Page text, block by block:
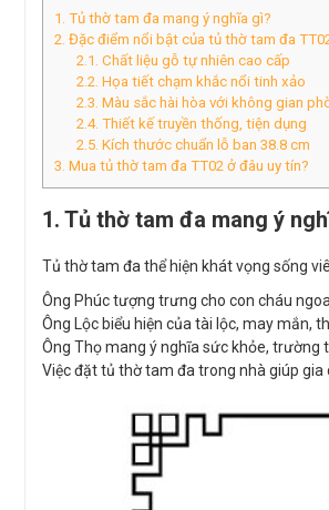
1. Tủ thờ tam đa mang ý nghĩa gì?
2. Đặc điểm nổi bật của tủ thờ tam đa
2.1. Chất liệu gỗ tự nhiên cao cấp
2.2. Họa tiết chạm khắc nổi tinh xảo
2.3. Màu sắc hài hòa với không gian
2.4. Thiết kế truyền thống, tiện dụng
2.5. Kích thước chuẩn lỗ ban 38.8 cm
3. Mua tủ thờ tam đa TT02 ở đâu uy tín?
1. Tủ thờ tam đa mang ý
Tủ thờ tam đa thể hiện khát vọng sống
Ông Phúc tượng trưng cho con cháu
Ông Lộc biểu hiện của tài lộc, may mắn,
Ông Thọ mang ý nghĩa sức khỏe, trường
Việc đặt tủ thờ tam đa trong nhà giúp gia